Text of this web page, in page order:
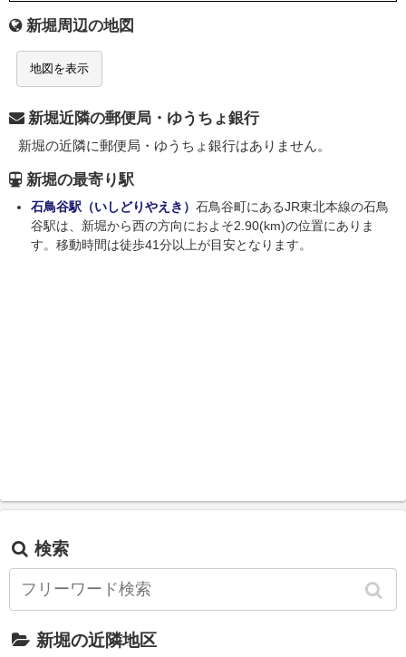
新堀周辺の地図
地図を表示
新堀近隣の郵便局・ゆうちょ銀行
新堀の近隣に郵便局・ゆうちょ銀行はありません。
新堀の最寄り駅
石鳥谷駅（いしどりやえき） 石鳥谷町にあるJR東北本線の石鳥
谷駅は、新堀から西の方向におよそ2.90(km)の位置にありま
す。移動時間は徒歩41分以上が目安となります。
検索
新堀の近隣地区